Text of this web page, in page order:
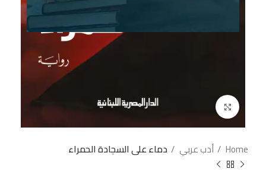
Home أدب عربي دماء على السجادة الحمراء